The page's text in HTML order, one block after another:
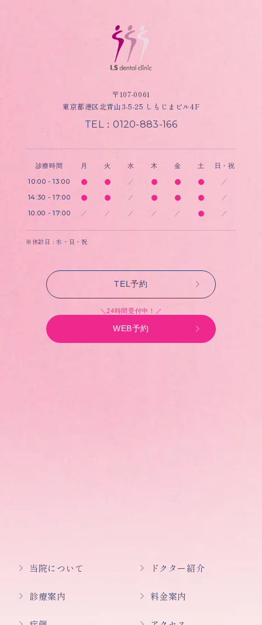
〒107-0061
東京都港区北青山3-5-25 しもじまビル4F
TEL：0120-883-166
診療時間 月 火 水 木 金 土 日・祝
10:00 - 13:00 ／ ／
14:30 - 17:00 ／ ／
10:00 - 17:00 ／ ／ ／ ／ ／ ／
※休診日 : 水・日・祝
TEL予約
＼24時間受付中！／
WEB予約
当院について ドクター紹介
診療案内 料金案内